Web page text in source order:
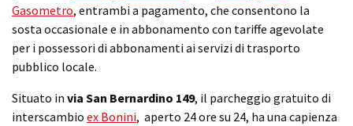
Gasometro, entrambi a pagamento, che consentono la
sosta occasionale e in abbonamento con tariffe agevolate
per i possessori di abbonamenti ai servizi di trasporto
pubblico locale.
Situato in via San Bernardino 149, il parcheggio gratuito di
interscambio ex Bonini, aperto 24 ore su 24, ha una capienza